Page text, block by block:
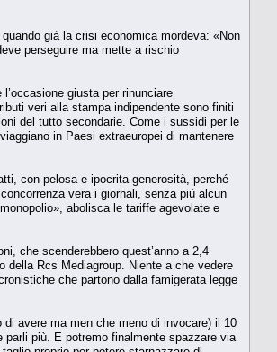
già la crisi economica mordeva: «Non
perseguire ma mette a rischio
giusta per rinunciare
veri alla stampa indipendente sono finiti
del tutto secondarie. Come i sussidi per le
in Paesi extraeuropei di mantenere
con pelosa e ipocrita generosità, perché
vera i giornali, senza più alcun
abolisca le tariffe agevolate e
che scenderebbero quest’anno a 2,4
della Rcs Mediagroup. Niente a che vedere
che partono dalla famigerata legge
avere ma men che meno di invocare) il 10
più. E potremo finalmente spazzare via